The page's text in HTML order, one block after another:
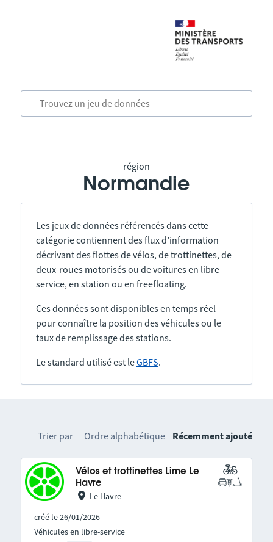
région
Normandie
Les jeux de données référencés dans cette
catégorie contiennent des flux d’information
décrivant des flottes de vélos, de trottinettes, de
deux-roues motorisés ou de voitures en libre
service, en station ou en freefloating.
Ces données sont disponibles en temps réel
pour connaître la position des véhicules ou le
taux de remplissage des stations.
Le standard utilisé est leGBFS.
Trier par Ordre alphabétique Récemment ajouté
Vélos et trottinettes Lime Le
Havre
Le Havre
créé le 26/01/2026
Véhicules en libre-service